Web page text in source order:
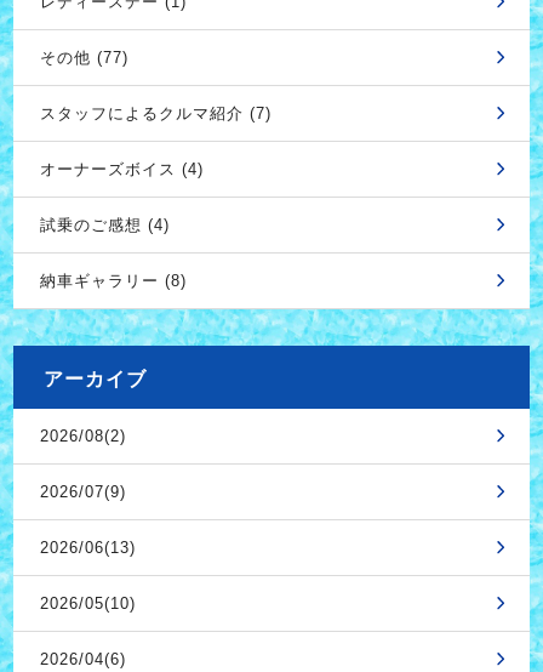
その他 (77)
スタッフによるクルマ紹介 (7)
オーナーズボイス (4)
試乗のご感想 (4)
納車ギャラリー (8)
アーカイブ
2026/08(2)
2026/07(9)
2026/06(13)
2026/05(10)
2026/04(6)